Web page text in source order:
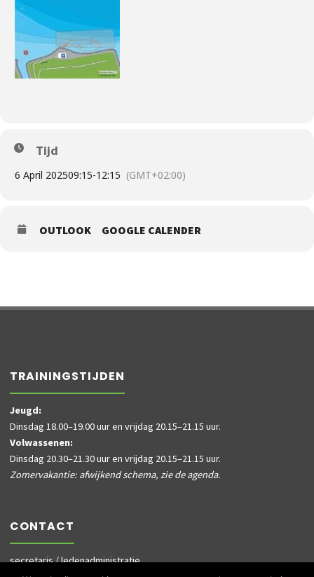
Tijd
6 April 202509:15-12:15 (GMT+02:00)
OUTLOOK GOOGLE CALENDER
TRAININGSTIJDEN
Jeugd:
Dinsdag 18.00–19.00 uur en vrijdag 20.15–21.15 uur.
Volwassenen:
Dinsdag 20.30–21.30 uur en vrijdag 20.15–21.15 uur.
Zomervakantie: afwijkend schema, zie de agenda.
CONTACT
secretaris / ledenadministratie